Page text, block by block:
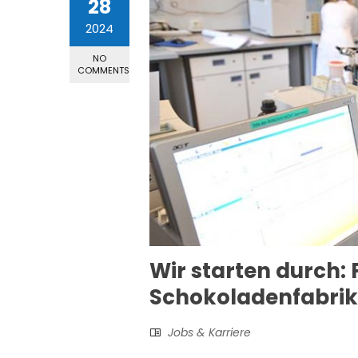
28
2024
NO
COMMENTS
Wir starten durch:
Jobs & Karriere